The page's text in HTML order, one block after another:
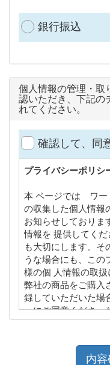
銀行振込
個人情報の管理・取
認いただき、下記の
れてください。
確認して、同
プライバシーポリシ
本 ページでは ワー
の収集した個人情報
お知らせしておりま
情報を 提供してく
も大切にします。そ
うな場合にも、この
様の個 人情報の取扱
弊社の商品をご購入
録していただいた場
ーにご同意くださっ
ので、本プライバシ
個人情報の入手方法